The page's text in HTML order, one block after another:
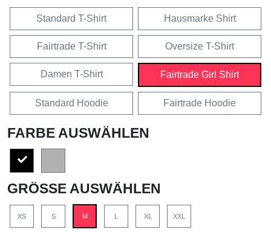
Standard T-Shirt Hausmarke Shirt
Fairtrade T-Shirt Oversize T-Shirt
Damen T-Shirt Fairtrade Girl Shirt
Standard Hoodie Fairtrade Hoodie
FARBE AUSWÄHLEN
GRÖSSE AUSWÄHLEN
XS S M L XL XXL